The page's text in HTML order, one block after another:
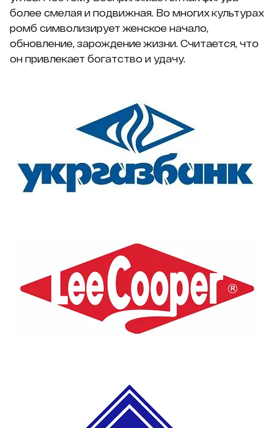
более смелая и подвижная. Во многих культурах
ромб символизирует женское начало,
обновление, зарождение жизни. Считается, что
он привлекает богатство и удачу.